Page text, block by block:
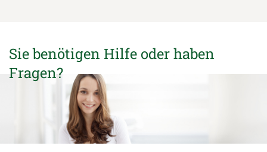
Sie benötigen Hilfe oder haben
Fragen?